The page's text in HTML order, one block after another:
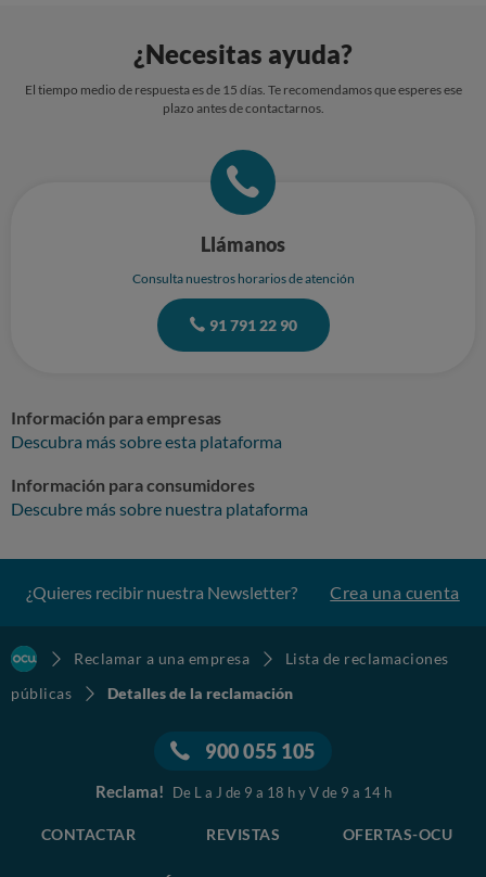
¿Necesitas ayuda?
El tiempo medio de respuesta es de 15 días. Te recomendamos que esperes ese
plazo antes de contactarnos.
Llámanos
Consulta nuestros horarios de atención
91 791 22 90
Información para empresas
Descubra más sobre esta plataforma
Información para consumidores
Descubre más sobre nuestra plataforma
¿Quieres recibir nuestra Newsletter? Crea una cuenta
Reclamar a una empresa
Lista de reclamaciones
públicas
Detalles de la reclamación
900 055 105
Reclama! De L a J de 9 a 18 h y V de 9 a 14 h
CONTACTAR REVISTAS OFERTAS-OCU